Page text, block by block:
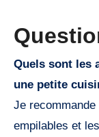
Quels sont les
une petite
Je
empilables et